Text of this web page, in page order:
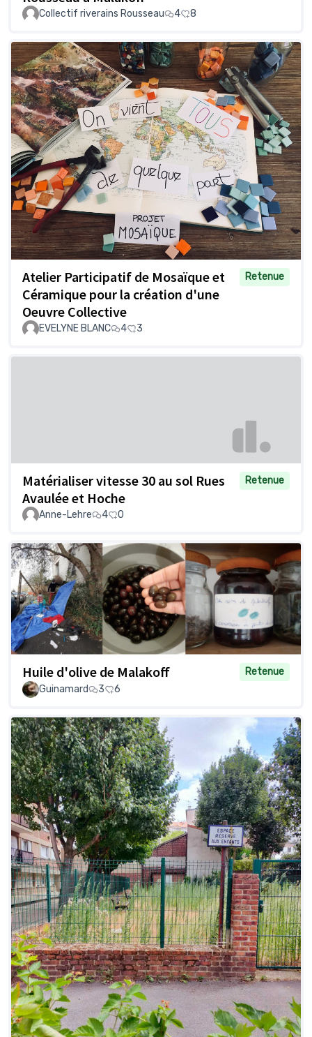
Collectif riverains Rousseau 4 8
Atelier Participatif de Mosaïque et
Céramique pour la création d'une
Oeuvre Collective
Retenue
EVELYNE BLANC 4 3
Matérialiser vitesse 30 au sol Rues
Avaulée et Hoche
Retenue
Anne-Lehre 4 0
Huile d'olive de Malakoff
Retenue
Guinamard
3 6